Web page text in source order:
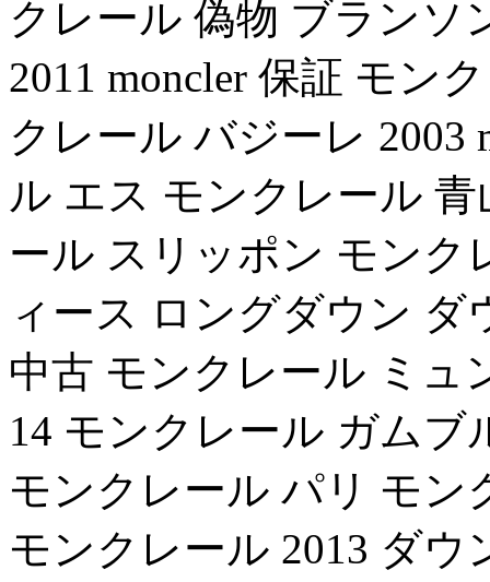
クレール 偽物 ブランソ
2011 moncler 保証 モン
クレール バジーレ 2003
ル エス モンクレール
ール スリッポン モンク
ィース ロングダウン
中古 モンクレール ミュ
14 モンクレール ガムブ
モンクレール パリ モン
モンクレール 2013 ダ